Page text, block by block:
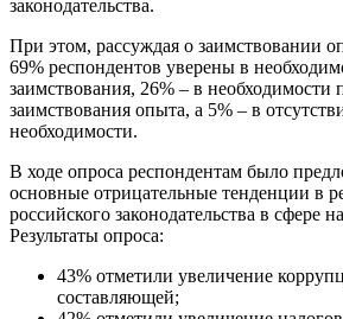
законодательства.
При этом, рассуждая о заимствовании
69% респондентов уверены в
заимствования, 26% – в необходимости
заимствования опыта, а 5% – в
необходимости.
В ходе опроса респондентам было
основные отрицательные тенденции в
российского законодательства в сфере
Результаты опроса:
43% отметили увеличение
составляющей;